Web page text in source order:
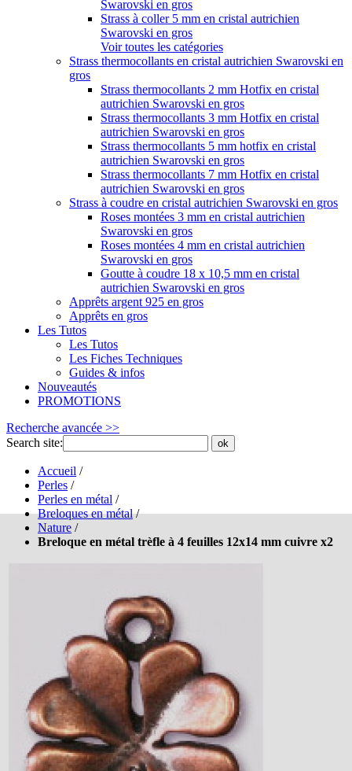
Swarovski en gros
Strass à coller 5 mm en cristal autrichien
Swarovski en gros
Voir toutes les catégories
Strass thermocollants en cristal autrichien Swarovski en
gros
Strass thermocollants 2 mm Hotfix en cristal
autrichien Swarovski en gros
Strass thermocollants 3 mm Hotfix en cristal
autrichien Swarovski en gros
Strass thermocollants 5 mm hotfix en cristal
autrichien Swarovski en gros
Strass thermocollants 7 mm Hotfix en cristal
autrichien Swarovski en gros
Strass à coudre en cristal autrichien Swarovski en gros
Roses montées 3 mm en cristal autrichien
Swarovski en gros
Roses montées 4 mm en cristal autrichien
Swarovski en gros
Goutte à coudre 18 x 10,5 mm en cristal
autrichien Swarovski en gros
Apprêts argent 925 en gros
Apprêts en gros
Les Tutos
Les Tutos
Les Fiches Techniques
Guides & infos
Nouveautés
PROMOTIONS
Recherche avancée >>
Search site:
ok
Accueil /
Perles /
Perles en métal /
Breloques en métal /
Nature /
Breloque en métal trèfle à 4 feuilles 12x14 mm cuivre x2